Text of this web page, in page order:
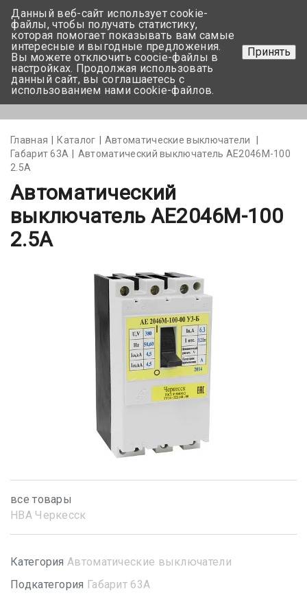
+375 17-350-99-56
+375 44-752-82-08
Задать вопрос
Главная Каталог
Автоматические выключатели
Габарит 63А
Автоматический выключатель АЕ2046М-100
2.5А
Автоматический
выключатель АЕ2046М-100
2.5А
все товары
НВА Черкесск
Категория Автоматические выключатели
Подкатегория Габарит 63А
Данный веб-сайт использует cookie-
файлы, чтобы получать статистику,
которая помогает показывать вам самые
интересные и выгодные предложения.
Вы можете отключить coocie-файлы в
настройках. Продолжая использовать
данный сайт, вы соглашаетесь с
использованием нами cookie-файлов.
Принять